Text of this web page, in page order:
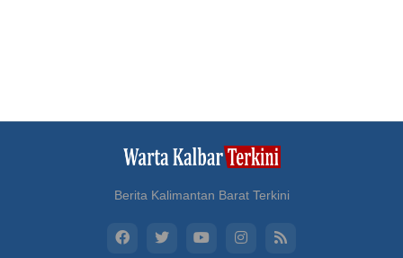
Berita Kalimantan Barat Terkini